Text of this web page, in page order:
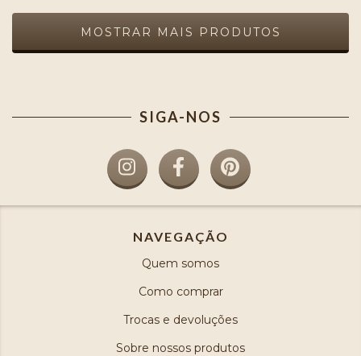
MOSTRAR MAIS PRODUTOS
SIGA-NOS
NAVEGAÇÃO
Quem somos
Como comprar
Trocas e devoluções
Sobre nossos produtos